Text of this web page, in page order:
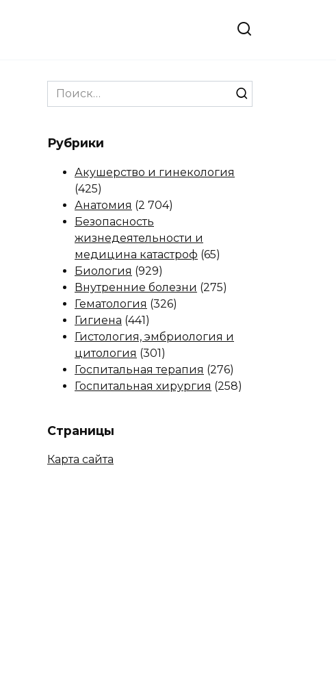
Search
for:
Рубрики
Акушерство и гинекология
(425)
Анатомия (2 704)
Безопасность
жизнедеятельности и
медицина катастроф (65)
Биология (929)
Внутренние болезни (275)
Гематология (326)
Гигиена (441)
Гистология, эмбриология и
цитология (301)
Госпитальная терапия (276)
Госпитальная хирургия (258)
Страницы
Карта сайта